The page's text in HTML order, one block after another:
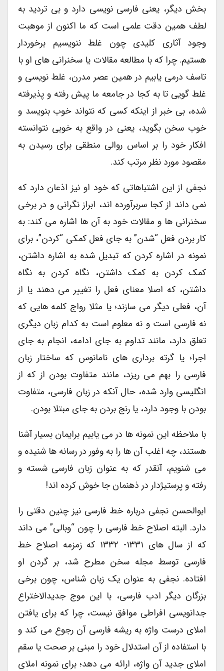
بخش دیگر، یعنی فارسی نویسی دارد و بی تردید به
لطف همین دقت علمی است که ما اکنون از موهبت
وجود آثاری کلیدی چون غلط ننویسیم برخوردار
هستیم. چرا که با مطالعه مقالات یا سخنرانی های او با
تاسف درمی یابیم در همین عصر مدرن، غلط نویسی و
غلط گویی تا به کجا در جامعه ما پیش رفته و پذیرفته
شده، بی خبر از اینکه کسی که نتواند خوب بنویسد و
خوب سخن بگوید، یعنی در واقع به خوبی نتوانسته
افکار خود را بر اساس روالی منطقی برای رسیدن به
مقصود مورد نظر مرتب کند.
نجفی از این اشتباهاتی که خود او نیز اذعان دارد که
نمی داند از کجا سربرآورده اند، ابراز نگرانی و در برخی
سخنرانی ها و مقالات خود به آن ها اشاره می کند: به
کار بردن فعل “شدن” به جای فعل کمکی “کردن”، برای
نمونه در اشاره کردن که تبدیل شده به اشاره داشتن،
کمک کردن به کمک داشتن، نگاه کردن به نگاه
داشتن، که اصلا معنای فعل را تغییر می دهند یا از
آن، فعلی دیگر می سازند؛ یا مثلا رواج کلمه هایی که
نه فارسی است و نه معلوم است به کدام زبان دیگری
تعلق دارد، مانند تداوم به جای ادامه، انجام به جای
اجرا؛ یا گرته برداری های نامانوس که ساختار زبان
فارسی را بهم می ریزد، مانند متفاوت بودن از که از
انگلیسی وارد شده، حال آنکه در زبان فارسی، متفاوت
بودن با وجود دارد، یا رنج بردن به جای مبتلا بودن.
با ملاحظه این نمونه ها در می یابیم برایمان بسیار آشنا
هستند، چه اغلب آن ها را به وفور در رسانه ها شنیده و
می شنویم، آنقدر که به عنوان زبان فارسی شسته و
رفته و پرستیژدار در ذهنمان جا خوش کرده اند!
ابوالحسن نجفی درباره خط فارسی نیز چنین دقتی را
دارد. البته اصلاح خط فارسی را چون “وبالی” می داند
که از سال های ۱۳۳۱- ۱۳۳۲ که زمزمه اصلاح خط
فارسی توسط مجله سخن مطرح شد، بر گردن او
افتاده. نجفی به عنوان یک زبان شناس، چون برخی
بزرگان دیگر ادب فارسی، با این موج جدیدالاختراع
جدانویسی افراطی موافق نیست، چرا که برای یافتن
املای درست واژه به ریشه فارسی آن رجوع می کند و
با استفاده از آن استدلال خود را مبنی بر صحت یا سقم
املای جدید آن واژه، ارائه می دهد؛ برای نمونه املای